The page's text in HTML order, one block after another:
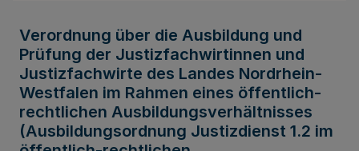
Verordnung über die Ausbildung und
Prüfung der Justizfachwirtinnen und
Justizfachwirte des Landes Nordrhein-
Westfalen im Rahmen eines öffentlich-
rechtlichen Ausbildungsverhältnisses
(Ausbildungsordnung Justizdienst 1.2 im